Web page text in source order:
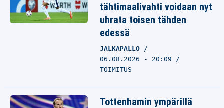
tähtimaalivahti voidaan nyt
uhrata toisen tähden
edessä
JALKAPALLO
06.08.2026 - 20:09
TOIMITUS
Tottenhamin ympärillä